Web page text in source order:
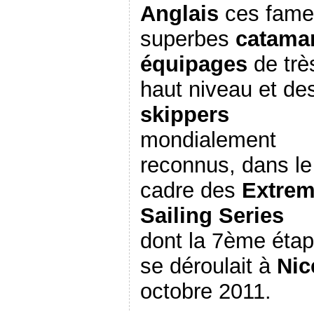
Anglais ces
superbes
équipages de
haut niveau et
skippers
mondialement
reconnus, dans le
cadre des
Sailing Series
dont la 7ème
se déroulait à
octobre 2011.